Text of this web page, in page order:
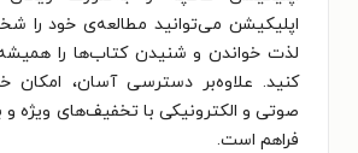
اپلیکیشن می‌توانید مطالعه‌ی خود را
لذت خواندن و شنیدن کتاب‌ها را
کنید. علاوه‌بر دسترسی آسان، امکان
صوتی و الکترونیکی با تخفیف‌های ویژه
فراهم است.